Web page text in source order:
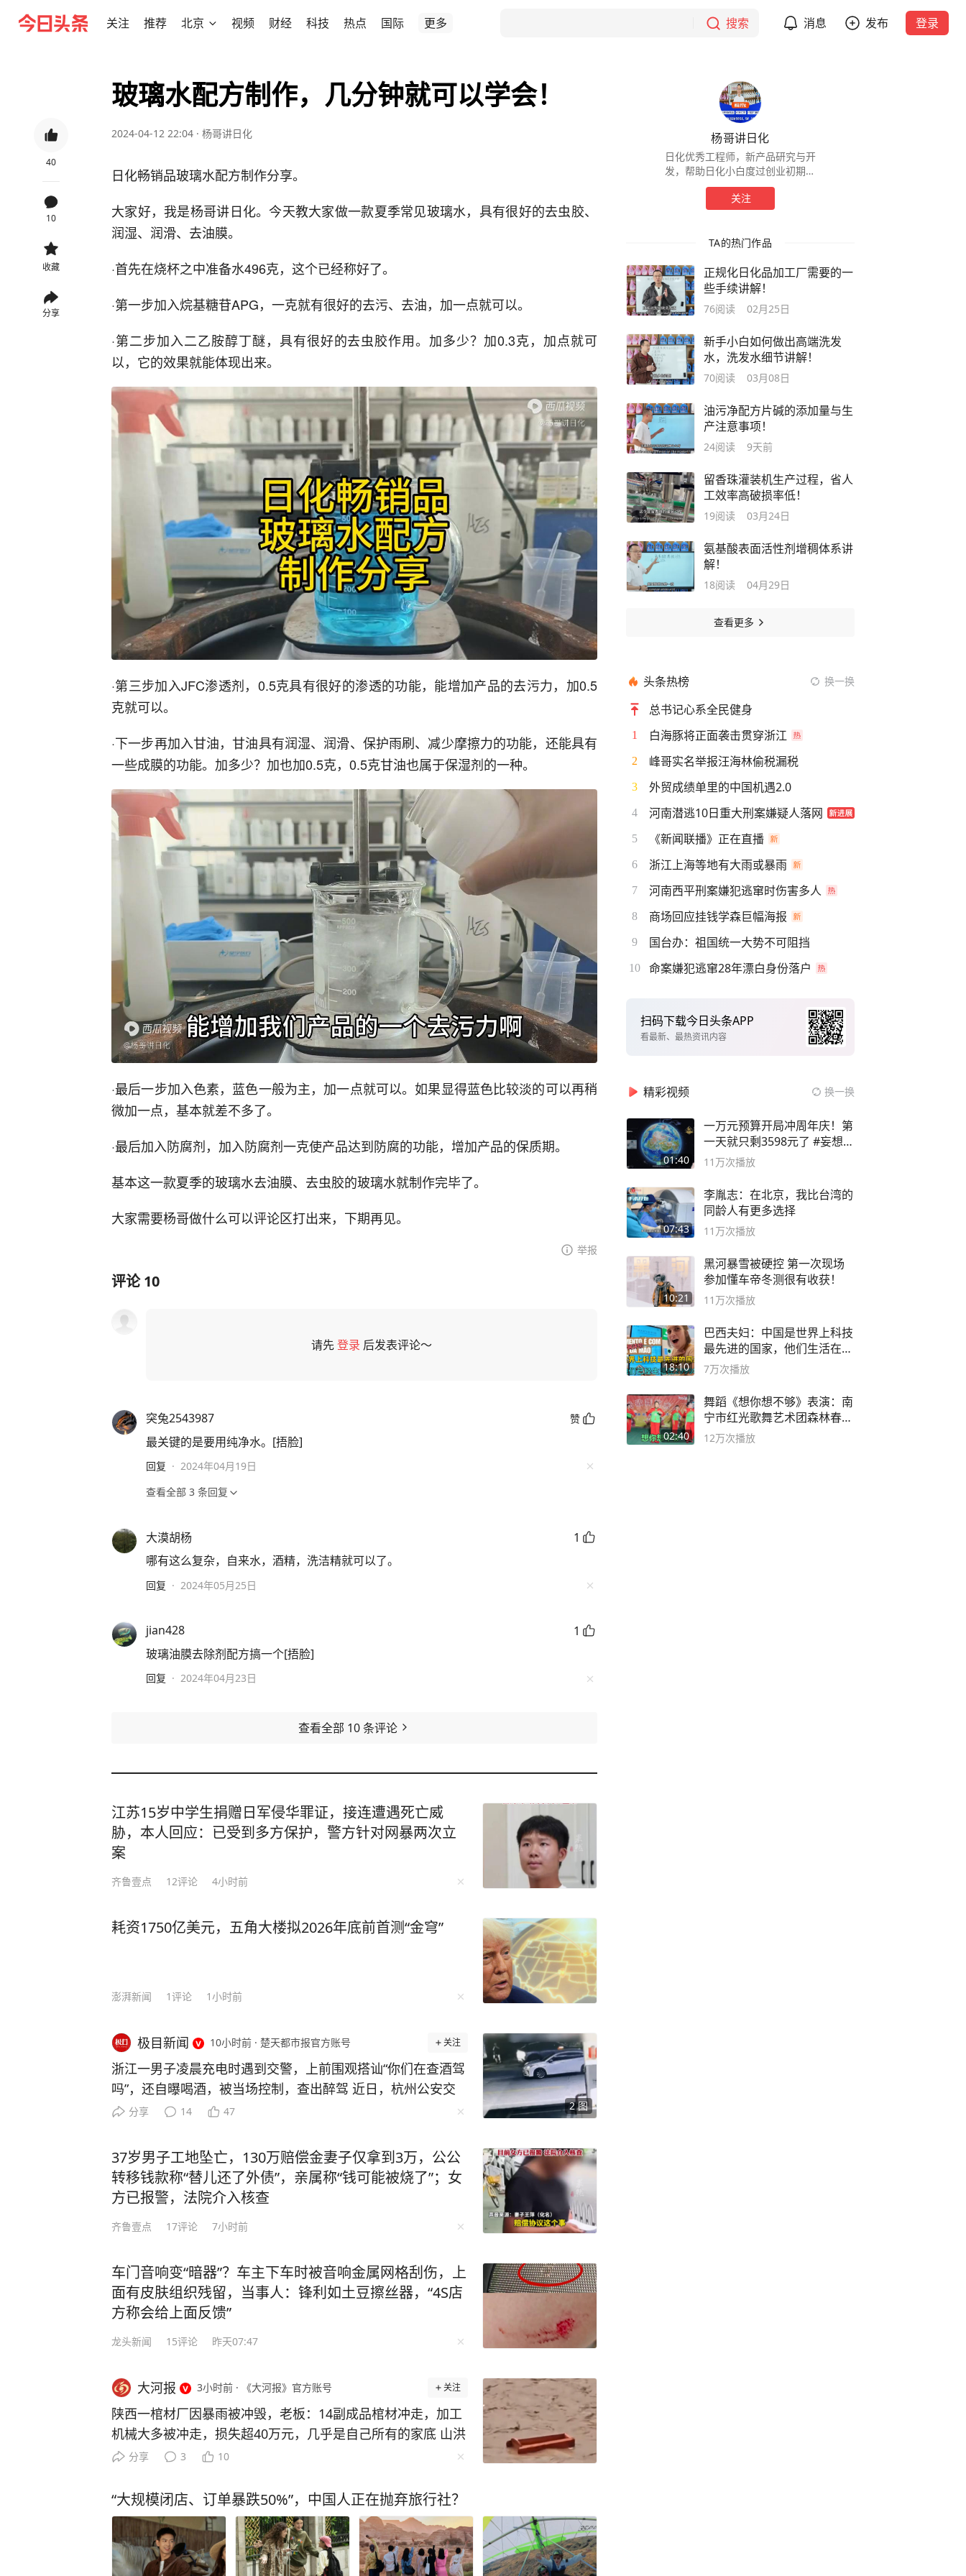
关注 推荐 北京 视频 财经 科技 热点 国际 更多 搜索 消息 发布 登录
40
10
收藏
分享
玻璃水配方制作，几分钟就可以学会！
2024-04-12 22:04 · 杨哥讲日化
日化畅销品玻璃水配方制作分享。
大家好，我是杨哥讲日化。今天教大家做一款夏季常见玻璃水，具有很好的去虫胶、
润湿、润滑、去油膜。
·首先在烧杯之中准备水496克，这个已经称好了。
·第一步加入烷基糖苷APG，一克就有很好的去污、去油，加一点就可以。
·第二步加入二乙胺醇丁醚，具有很好的去虫胶作用。加多少？加0.3克，加点就可
以，它的效果就能体现出来。
·第三步加入JFC渗透剂，0.5克具有很好的渗透的功能，能增加产品的去污力，加0.5
克就可以。
·下一步再加入甘油，甘油具有润湿、润滑、保护雨刷、减少摩擦力的功能，还能具有
一些成膜的功能。加多少？加也加0.5克，0.5克甘油也属于保湿剂的一种。
·最后一步加入色素，蓝色一般为主，加一点就可以。如果显得蓝色比较淡的可以再稍
微加一点，基本就差不多了。
·最后加入防腐剂，加入防腐剂一克使产品达到防腐的功能，增加产品的保质期。
基本这一款夏季的玻璃水去油膜、去虫胶的玻璃水就制作完毕了。
大家需要杨哥做什么可以评论区打出来，下期再见。
举报
评论10
请先登录 后发表评论～
突兔2543987 赞
最关键的是要用纯净水。[捂脸]
回复 · 2024年04月19日
查看全部 3 条回复
大漠胡杨
1
哪有这么复杂，自来水，酒精，洗洁精就可以了。
回复 · 2024年05月25日
jian428
1
玻璃油膜去除剂配方搞一个[捂脸]
回复 · 2024年04月23日
查看全部 10条评论
江苏15岁中学生捐赠日军侵华罪证，接连遭遇死亡威
胁，本人回应：已受到多方保护，警方针对网暴两次立
案
齐鲁壹点 12评论 4小时前
耗资1750亿美元，五角大楼拟2026年底前首测“金穹”
澎湃新闻 1评论 1小时前
2 图
极目新闻 10小时前 · 楚天都市报官方账号 关注
浙江一男子凌晨充电时遇到交警，上前围观搭讪“你们在查酒驾
吗”，还自曝喝酒，被当场控制，查出醉驾 近日，杭州公安交
管部门查获一起饮酒后驾车“送上门”的违法案例。一起来看看
交警在加油站处理事故时，正在一旁等候充电位的舒某见有交
警在场，因好奇心驱使，下车走上前围观“吃瓜”，并主动向交
警发问：“你们查酒驾吗？” 这句突兀的问话立刻引起了执勤交
警的高度警觉。交警回应：“在处理事故，怎么了？”面对交警
问询，舒某毫无防备地说：“我喝了瓶啤酒，我怕你查酒驾，我
语顿、想撤离之时，交警将其拦下：“你喝了一瓶啤酒，还自告
奋勇地送上来！你觉得我现在会让你走吗？”现场警力立即对舒
某开展吹气式酒精检测，初步结果为95毫克/100毫升，涉嫌醉
果为118.2毫克/100毫升，属于醉酒驾驶。 经询问，舒某前晚8
心存侥幸，自认为酒气已消，便驾驶机动车前往家对面的加油
站充电。 最终，舒某因醉酒驾驶机动车的违法行为，被交管部
门依法吊销机动车驾驶证，5年内不得重新考取，并处罚款150
0元。 酒驾醉驾既是对自身安全的忽视，也是对他人生命的漠
警 （来源：钱江晚报 杭州交警） 更多精彩资讯请在应用市场
下载“极目新闻”客户端，未经授权请勿转载，欢迎提供新闻线
索，一经采纳即付报酬。24小时报料热线027-86777777。
分享 14 47
37岁男子工地坠亡，130万赔偿金妻子仅拿到3万，公公
转移钱款称“替儿还了外债”，亲属称“钱可能被烧了”；女
方已报警，法院介入核查
齐鲁壹点 17评论 7小时前
车门音响变“暗器”？车主下车时被音响金属网格刮伤，上
面有皮肤组织残留，当事人：锋利如土豆擦丝器，“4S店
方称会给上面反馈”
龙头新闻 15评论 昨天07:47
大河报 3小时前 · 《大河报》官方账号 关注
陕西一棺材厂因暴雨被冲毁，老板：14副成品棺材冲走，加工
机械大多被冲走，损失超40万元，几乎是自己所有的家底 山洪
过境，陕西商洛山阳县一棺材厂家被冲毁，损失超40万元。 8
奔袭而下，涌入厂房。毛先生原本打算抢救物资，见水势凶猛
只能紧急撤离。洪水将14副成品棺材冲走，包含10副油柏棺
材、4副椿木棺材，还有多块棺木板材；带锯、多片锯等加工机
械大多被冲走，仅一台带锯被冲到百米外岸边。 52岁的毛先生
分享 3 10
“大规模闭店、订单暴跌50%”，中国人正在抛弃旅行社？
杨哥讲日化
日化优秀工程师，新产品研究与开
发，帮助日化小白度过创业初期难
关！担任全国107家大型日化工厂技
术顾问，13年的日化日化生产经
验，自产自销！
关注
TA的热门作品
正规化日化品加工厂需要的一
些手续讲解！
76阅读 02月25日
新手小白如何做出高端洗发
水，洗发水细节讲解！
70阅读 03月08日
油污净配方片碱的添加量与生
产注意事项！
24阅读 9天前
留香珠灌装机生产过程，省人
工效率高破损率低！
19阅读 03月24日
氨基酸表面活性剂增稠体系讲
解！
18阅读 04月29日
查看更多
头条热榜 换一换
总书记心系全民健身
1 白海豚将正面袭击贯穿浙江
2 峰哥实名举报汪海林偷税漏税
3 外贸成绩单里的中国机遇2.0
4 河南潜逃10日重大刑案嫌疑人落网
5 《新闻联播》正在直播
6 浙江上海等地有大雨或暴雨
7 河南西平刑案嫌犯逃窜时伤害多人
8 商场回应挂钱学森巨幅海报
9 国台办：祖国统一大势不可阻挡
10 命案嫌犯逃窜28年漂白身份落户
扫码下载今日头条APP
看最新、最热资讯内容
精彩视频 换一换
01:40
一万元预算开局冲周年庆！第
一天就只剩3598元了 #妄想山
海
11万次播放
07:43
李胤志：在北京，我比台湾的
同龄人有更多选择
11万次播放
10:21
黑河暴雪被硬控 第一次现场
参加懂车帝冬测很有收获！
11万次播放
18:10
巴西夫妇：中国是世界上科技
最先进的国家，他们生活在
2999年
7万次播放
02:40
舞蹈《想你想不够》表演：南
宁市红光歌舞艺术团森林春红
舞蹈队。
12万次播放